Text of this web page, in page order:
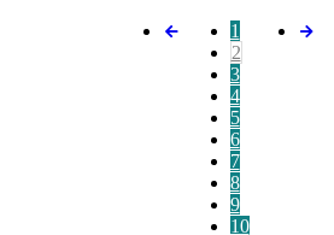
1
2
3
4
5
6
7
8
9
10